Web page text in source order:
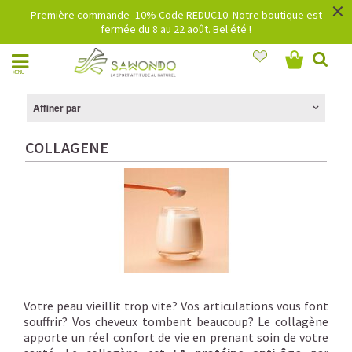
Première commande -10% Code REDUC10. Notre boutique est
fermée du 8 au 22 août. Bel été !
×
MENU
Affiner par
COLLAGENE
Votre peau vieillit trop vite? Vos articulations vous font
souffrir? Vos cheveux tombent beaucoup? Le collagène
apporte un réel confort de vie en prenant soin de votre